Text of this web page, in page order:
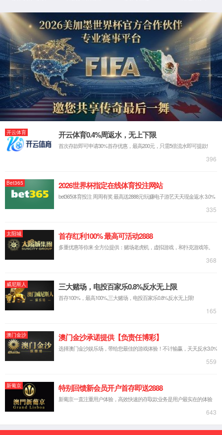
EHS方针与目标
EHS管理体系
REACH法规
REACH概览：
REACH是欧盟法规
Restriction of
太阳集团7237网站于
是太阳集团7237网站
REACH基本原则：
REACH目标：
这是一个涉及化学品
任何商品都必须有一
REACH要求凡进口和
江苏太阳集团7237网站